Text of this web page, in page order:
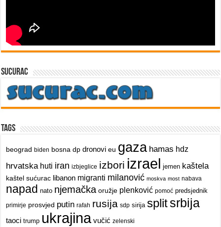
sucurac
Tags
beograd biden bosna dp dronovi eu gaza hamas hdz
hrvatska huti iran izbjeglice izbori izrael jemen kaštela
kaštel sućurac libanon migranti milanović moskva most nabava
napad nato njemačka oružje plenković pomoć predsjednik
primirje prosvjed putin rafah rusija sdp sirija splitsrbija
taoci trump ukrajina vučić zelenski